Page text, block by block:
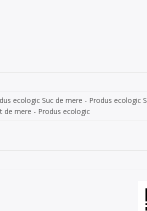
ecologic Suc de mere - Produs ecologic
de mere - Produs ecologic